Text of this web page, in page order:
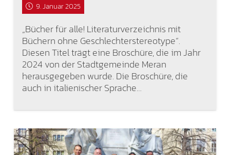
9. Januar 2025
„Bücher für alle! Literaturverzeichnis mit
Büchern ohne Geschlechterstereotype“.
Diesen Titel trägt eine Broschüre, die im Jahr
2024 von der Stadtgemeinde Meran
herausgegeben wurde. Die Broschüre, die
auch in italienischer Sprache…